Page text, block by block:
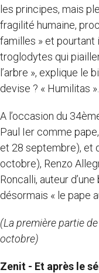
les principes, mais
fragilité humaine,
familles » et pourtant
troglodytes qui
l’arbre », explique le
devise ? « Humilitas ».
A l’occasion du
Paul Ier comme
et 28 septembre), et
octobre), Renzo
Roncalli, auteur
désormais « le pape
(La première partie
octobre)
Zenit - Et après le